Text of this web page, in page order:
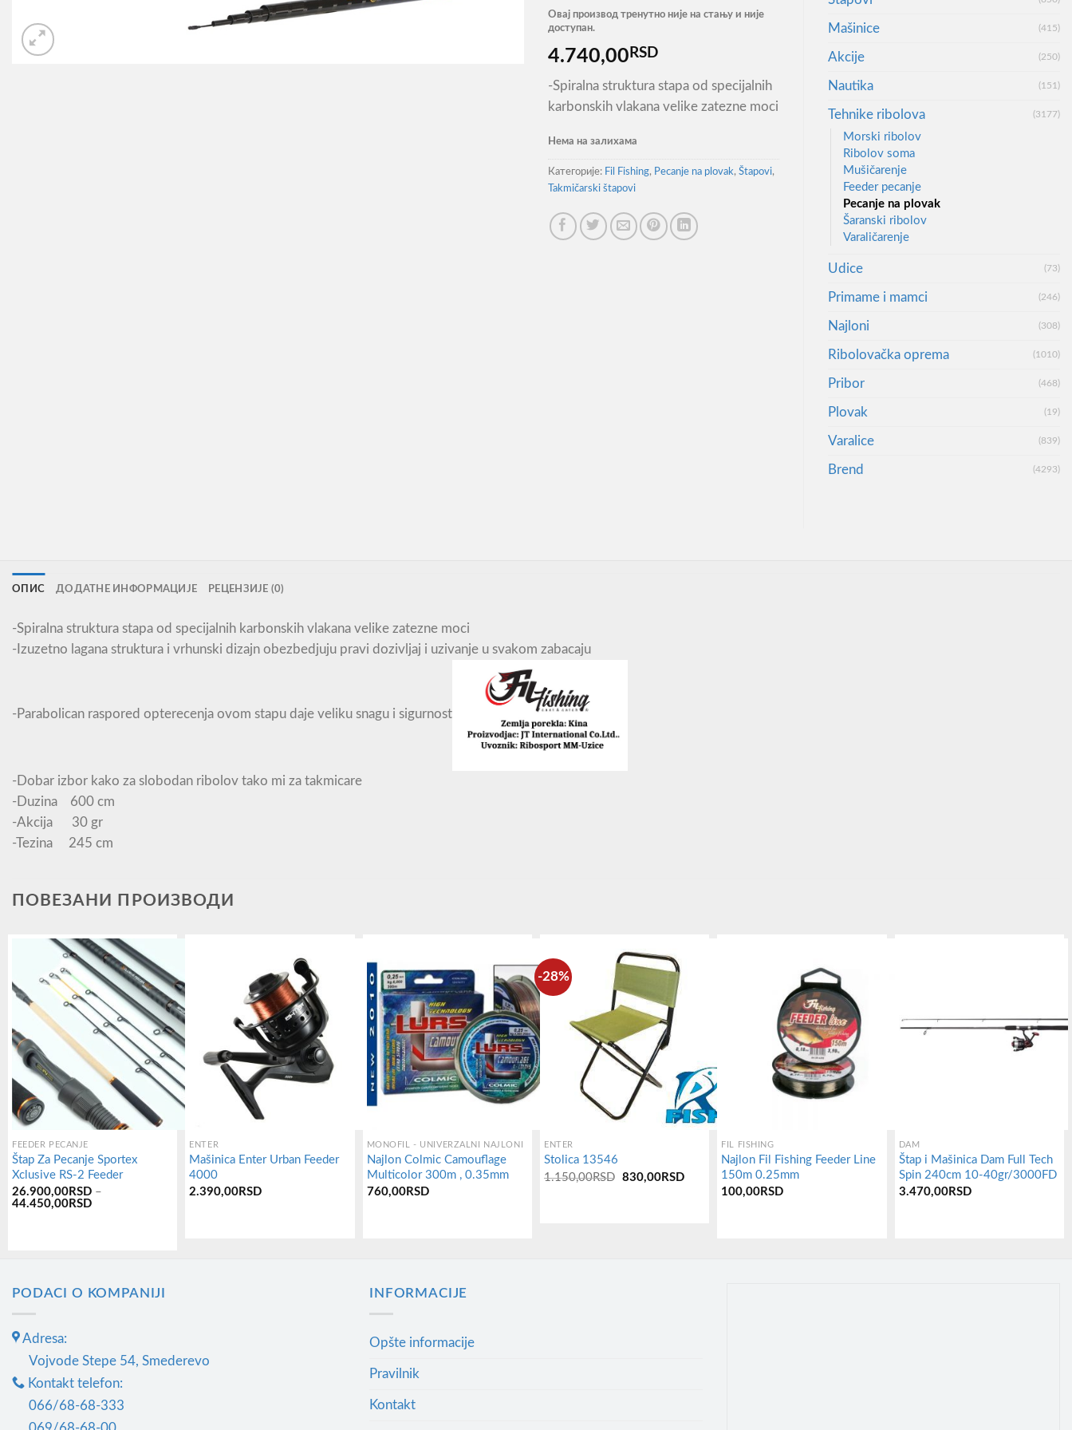
Овај производ тренутно није на стању и није
доступан.
4.740,00 RSD
-Spiralna struktura stapa od specijalnih
karbonskih vlakana velike zatezne moci
Нема на залихама
Категорије: Fil Fishing, Pecanje na plovak, Štapovi,
Takmičarski štapovi
Mašinice (415)
Akcije (250)
Nautika (151)
Tehnike ribolova (3177)
Morski ribolov
Ribolov soma
Mušičarenje
Feeder pecanje
Pecanje na plovak
Šaranski ribolov
Varaličarenje
Udice (73)
Primame i mamci (246)
Najloni (308)
Ribolovačka oprema (1010)
Pribor (468)
Plovak (19)
Varalice (839)
Brend (4293)
ОПИС ДОДАТНЕ ИНФОРМАЦИЈЕ РЕЦЕНЗИЈЕ (0)
-Spiralna struktura stapa od specijalnih karbonskih vlakana velike zatezne moci
-Izuzetno lagana struktura i vrhunski dizajn obezbedjuju pravi dozivljaj i uzivanje u svakom zabacaju
-Parabolican raspored opterecenja ovom stapu daje veliku snagu i sigurnost
-Dobar izbor kako za slobodan ribolov tako mi za takmicare
-Duzina 600 cm
-Akcija 30 gr
-Tezina 245 cm
ПОВЕЗАНИ ПРОИЗВОДИ
FEEDER PECANJE
Štap Za Pecanje Sportex
Xclusive RS-2 Feeder
26.900,00 RSD –
44.450,00 RSDРаспон
има
више
варијанти.
Опције
могу
бити
ENTER
Mašinica Enter Urban Feeder
4000
2.390,00 RSD
MONOFIL - UNIVERZALNI NAJLONI
Najlon Colmic Camouflage
Multicolor 300m , 0.35mm
760,00RSD
-28%
ENTER
Stolica 13546
1.150,00RSD
Оригинална
830,00RSDТренутна
FIL FISHING
Najlon Fil Fishing Feeder Line
150m 0.25mm
100,00 RSD
DAM
Štap i Mašinica Dam Full Tech
Spin 240cm 10-40gr/3000FD
3.470,00RSD
PODACI O KOMPANIJI
Adresa:
Vojvode Stepe 54, Smederevo
Kontakt telefon:
066/68-68-333
INFORMACIJE
Opšte informacije
Pravilnik
Kontakt